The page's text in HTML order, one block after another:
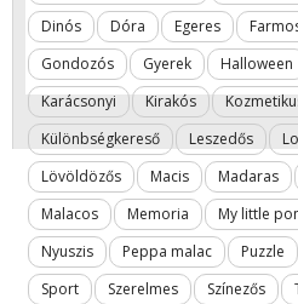
Dinós
Dóra Egeres
Gondozós
Gyerek Halloween
Karácsonyi
Kirakós
Különbségkereső
Leszedős
Lövöldözős
Macis Madaras
Malacos
Memoria My little
Nyuszis
Peppa malac Puzzle
Sport
Szerelmes Színezős